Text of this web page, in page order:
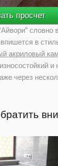
просчет
словно
в
акриловый
и
через